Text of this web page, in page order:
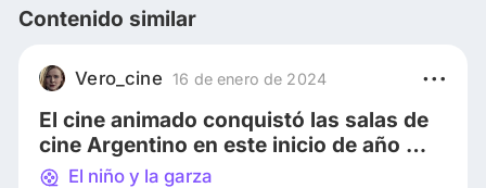
Contenido similar
Vero_cine 16 de enero de 2024
El cine animado conquistó las salas de
cine Argentino en este inicio de año 😄
🎥 El niño y la garza